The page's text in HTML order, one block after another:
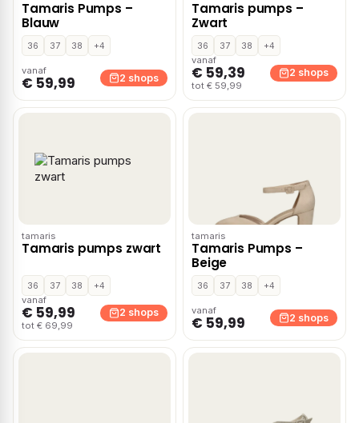
Tamaris Pumps –
Blauw
36 37 38 +4
vanaf
€ 59,99 2 shops
Tamaris pumps –
Zwart
36 37 38
+4
vanaf
€ 59,39
tot € 59,99
2 shops
tamaris
Tamaris pumps zwart
36 37 38
+4
vanaf
€ 59,99
tot € 69,99
2 shops
tamaris
Tamaris Pumps –
Beige
36 37 38 +4
vanaf
€ 59,99 2 shops